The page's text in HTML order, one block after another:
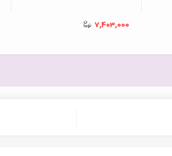
7,403,000